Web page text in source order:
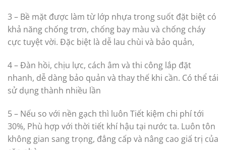
3 – Bề mặt được làm từ lớp nhựa trong suốt đặt biệt có
khả năng chống trơn, chống bay màu và chống cháy
cực tuyệt vời. Đặc biệt là dễ lau chùi và bảo quản,
4 – Đàn hồi, chịu lực, cách âm và thi công lắp đặt
nhanh, dễ dàng bảo quản và thay thế khi cần. Có thể tái
sử dụng thành nhiều lần
5 – Nếu so với nền gạch thì luôn Tiết kiệm chi phí tới
30%, Phù hợp với thời tiết khí hậu tại nước ta. Luôn tôn
không gian sang trọng, đẳng cấp và nâng cao giấ trị của